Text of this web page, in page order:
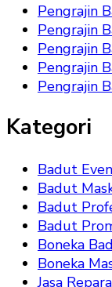
Pengrajin
Pengrajin
Pengrajin
Pengrajin
Pengrajin
Kategori
Badut
Badut
Badut
Badut
Boneka
Boneka
Jasa